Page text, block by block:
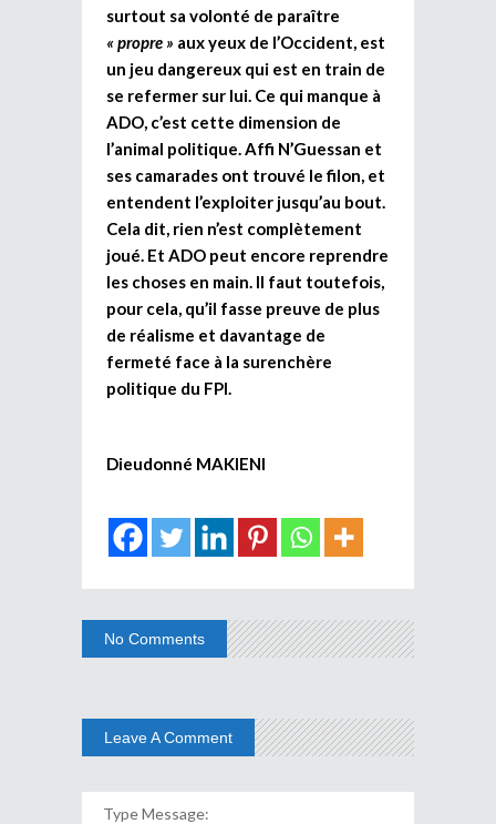
surtout sa volonté de paraître
« propre » aux yeux de l’Occident, est
un jeu dangereux qui est en train de
se refermer sur lui. Ce qui manque à
ADO, c’est cette dimension de
l’animal politique. Affi N’Guessan et
ses camarades ont trouvé le filon, et
entendent l’exploiter jusqu’au bout.
Cela dit, rien n’est complètement
joué. Et ADO peut encore reprendre
les choses en main. Il faut toutefois,
pour cela, qu’il fasse preuve de plus
de réalisme et davantage de
fermeté face à la surenchère
politique du FPI.
Dieudonné MAKIENI
No Comments
Leave A Comment